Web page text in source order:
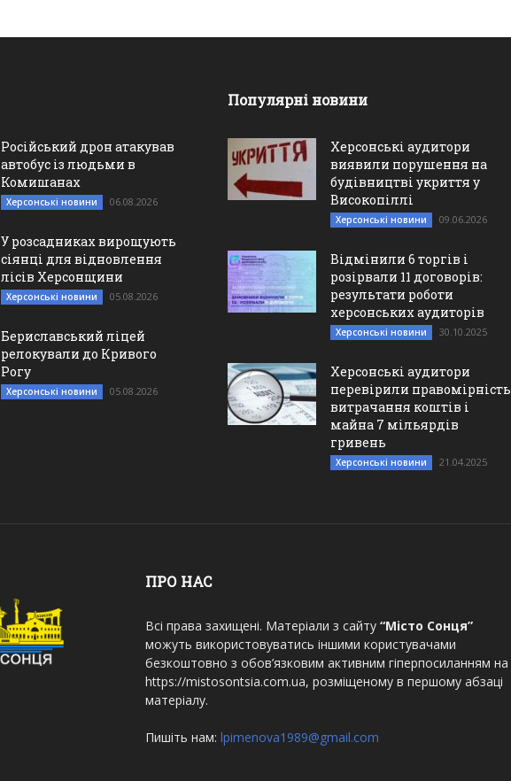
Російський дрон атакував
автобус із людьми в
Комишанах
Херсонські новини 06.08.2026
У розсадниках вирощують
сіянці для відновлення
лісів Херсонщини
Херсонські новини 05.08.2026
Бериславський ліцей
релокували до Кривого
Рогу
Херсонські новини 05.08.2026
Популярні новини
Херсонські аудитори
виявили порушення на
будівництві укриття у
Високопіллі
Херсонські новини 09.06.2026
Відмінили 6 торгів і
розірвали 11 договорів:
результати роботи
херсонських аудиторів
Херсонські новини 30.10.2025
Херсонські аудитори
перевірили правомірність
витрачання коштів і
майна 7 мільярдів
гривень
Херсонські новини 21.04.2025
ПРО НАС
Всі права захищені. Матеріали з сайту “Місто Сонця”
можуть використовуватись іншими користувачами
безкоштовно з обов’язковим активним гіперпосиланням на
https://mistosontsia.com.ua, розміщеному в першому абзаці
матеріалу.
Пишіть нам: lpimenova1989@gmail.com